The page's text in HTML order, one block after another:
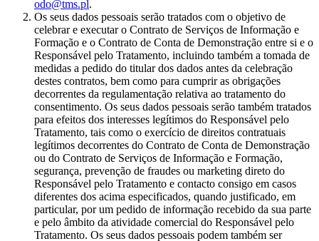
odo@tms.pl.
Os seus dados pessoais serão tratados com o objetivo de
celebrar e executar o Contrato de Serviços de Informação e
Formação e o Contrato de Conta de Demonstração entre si e o
Responsável pelo Tratamento, incluindo também a tomada de
medidas a pedido do titular dos dados antes da celebração
destes contratos, bem como para cumprir as obrigações
decorrentes da regulamentação relativa ao tratamento do
consentimento. Os seus dados pessoais serão também tratados
para efeitos dos interesses legítimos do Responsável pelo
Tratamento, tais como o exercício de direitos contratuais
legítimos decorrentes do Contrato de Conta de Demonstração
ou do Contrato de Serviços de Informação e Formação,
segurança, prevenção de fraudes ou marketing direto do
Responsável pelo Tratamento e contacto consigo em casos
diferentes dos acima especificados, quando justificado, em
particular, por um pedido de informação recebido da sua parte
e pelo âmbito da atividade comercial do Responsável pelo
Tratamento. Os seus dados pessoais podem também ser